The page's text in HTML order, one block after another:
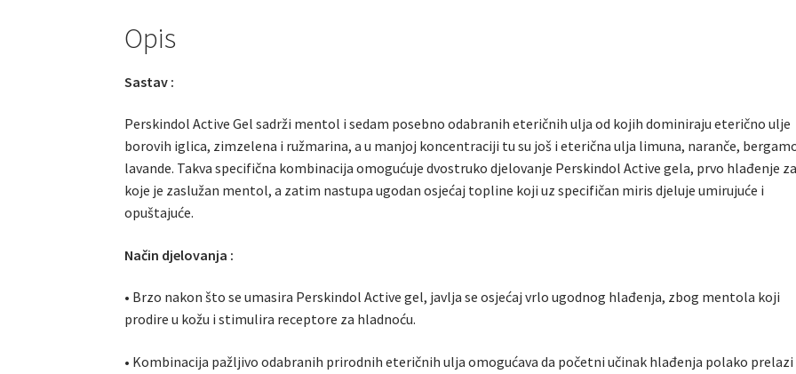
Opis
Sastav :
Perskindol Active Gel sadrži mentol i sedam posebno odabranih eteričnih ulja od kojih dominiraju eterično ulje
borovih iglica, zimzelena i ružmarina, a u manjoj koncentraciji tu su još i eterična ulja limuna, naranče,
lavande. Takva specifična kombinacija omogućuje dvostruko djelovanje Perskindol Active gela, prvo hlađenje
koje je zaslužan mentol, a zatim nastupa ugodan osjećaj topline koji uz specifičan miris djeluje umirujuće i
opuštajuće.
Način djelovanja :
• Brzo nakon što se umasira Perskindol Active gel, javlja se osjećaj vrlo ugodnog hlađenja, zbog mentola koji
prodire u kožu i stimulira receptore za hladnoću.
• Kombinacija pažljivo odabranih prirodnih eteričnih ulja omogućava da početni učinak hlađenja polako prelazi